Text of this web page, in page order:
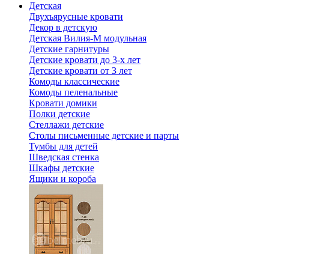
Детская
Двухъярусные кровати
Декор в детскую
Детская Вилия-М модульная
Детские гарнитуры
Детские кровати до 3-х лет
Детские кровати от 3 лет
Комоды классические
Комоды пеленальные
Кровати домики
Полки детские
Стеллажи детские
Столы письменные детские и парты
Тумбы для детей
Шведская стенка
Шкафы детские
Ящики и короба